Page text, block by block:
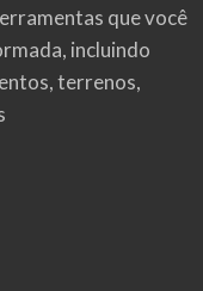
que você
incluindo
terrenos,